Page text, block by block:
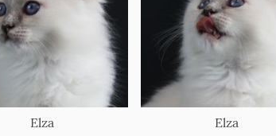
Elza Elza